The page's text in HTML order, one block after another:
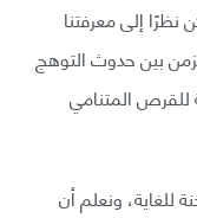
إلى معرفتنا
بين حدوث التوهج
للقرص المتنامي
للغاية، ونعلم أن